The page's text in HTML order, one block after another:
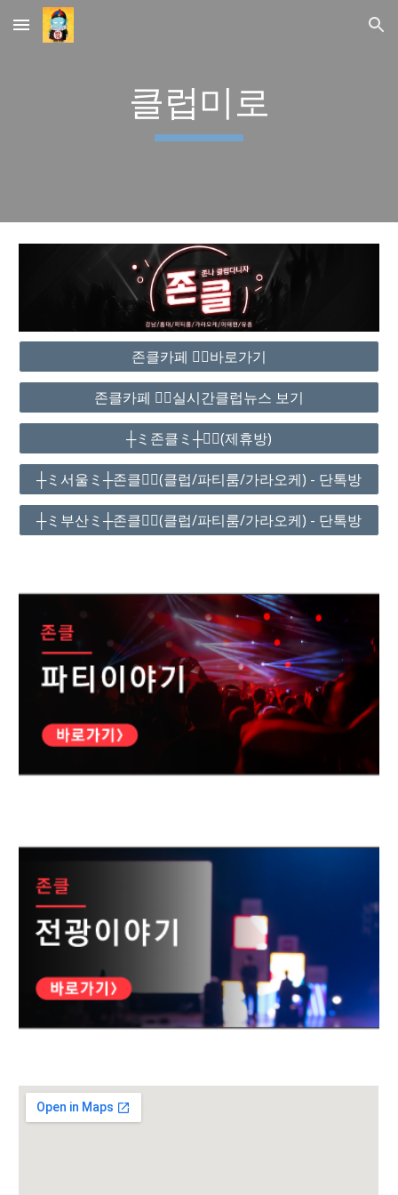
Skip to main content Skip to navigation
클럽미로
존클카페 ❤️‍🔥바로가기
존클카페 ❤️‍🔥실시간클럽뉴스 보기
┼ミ존클ミ┼❤️‍🔥(제휴방)
┼ミ서울ミ┼존클❤️‍🔥(클럽/파티룸/가라오케) - 단톡방
┼ミ부산ミ┼존클❤️‍🔥(클럽/파티룸/가라오케) - 단톡방